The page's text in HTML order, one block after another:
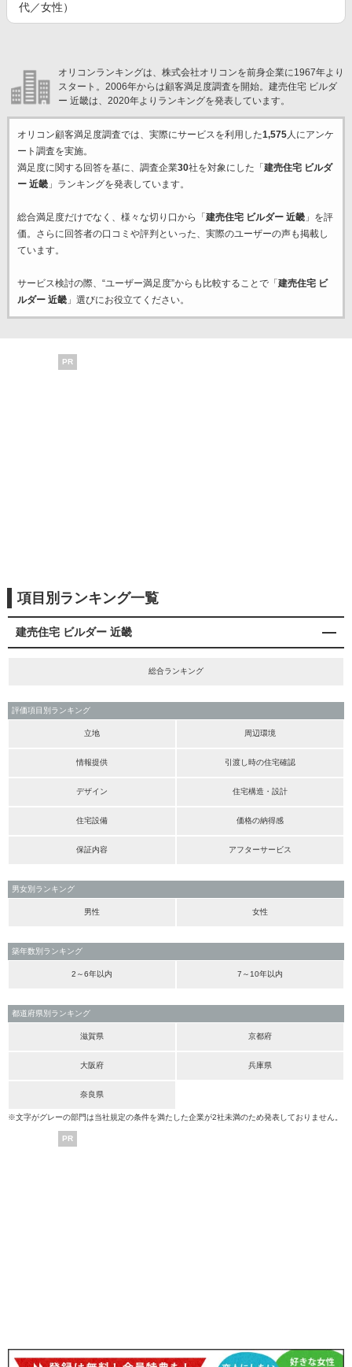
代／女性）
オリコンランキングは、株式会社オリコンを前身企業に1967年より
スタート。2006年からは顧客満足度調査を開始。建売住宅 ビルダ
ー 近畿は、2020年よりランキングを発表しています。
オリコン顧客満足度調査では、実際にサービスを利用した1,575人にアンケ
ート調査を実施。
満足度に関する回答を基に、調査企業30社を対象にした「 建売住宅 ビルダ
ー 近畿」ランキングを発表しています。
総合満足度だけでなく、様々な切り口から「 建売住宅 ビルダー 近畿」を評
価。さらに回答者の口コミや評判といった、実際のユーザーの声も掲載し
ています。
サービス検討の際、“ユーザー満足度”からも比較することで「 建売住宅 ビ
ルダー 近畿」選びにお役立てください。
PR
項目別ランキング一覧
建売住宅 ビルダー 近畿
総合ランキング
評価項目別ランキング
立地 周辺環境
情報提供 引渡し時の住宅確認
デザイン 住宅構造・設計
住宅設備 価格の納得感
保証内容 アフターサービス
男女別ランキング
男性 女性
築年数別ランキング
2～6年以内 7～10年以内
都道府県別ランキング
滋賀県 京都府
大阪府 兵庫県
奈良県
※文字がグレーの部門は当社規定の条件を満たした企業が2社未満のため発表しておりません。
PR